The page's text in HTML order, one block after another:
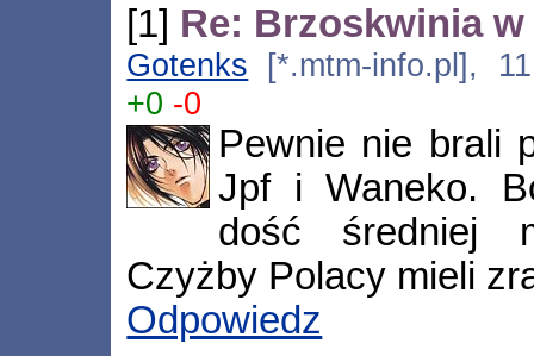
[1] Re: Brzoskwinia
Gotenks [*.mtm-info.pl],
+0 -0
Pewnie nie brali
Jpf i Waneko.
dość średniej
Czyżby Polacy mieli
Odpowiedz